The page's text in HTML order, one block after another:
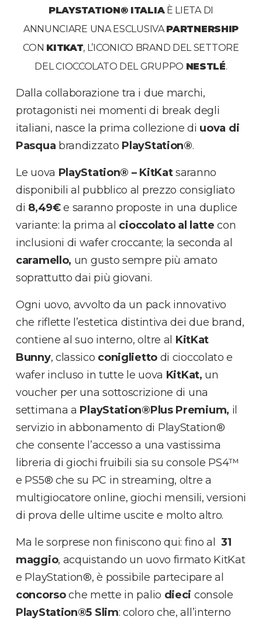
PLAYSTATION® ITALIAÈ LIETA DI
ANNUNCIARE UNA ESCLUSIVAPARTNERSHIP
CON KITKAT, L’ICONICO BRAND DEL SETTORE
DEL CIOCCOLATO DEL GRUPPO NESTLÉ.
Dalla collaborazione tra i due marchi,
protagonisti nei momenti di break degli
italiani, nasce la prima collezione di uova di
Pasqua brandizzato PlayStation®.
Le uova PlayStation® – KitKatsaranno
disponibili al pubblico al prezzo consigliato
di 8,49€e saranno proposte in una duplice
variante: la prima al cioccolato al lattecon
inclusioni di wafer croccante; la seconda al
caramello, un gusto sempre più amato
soprattutto dai più giovani.
Ogni uovo, avvolto da un pack innovativo
che riflette l’estetica distintiva dei due brand,
contiene al suo interno, oltre al KitKat
Bunny, classico coniglietto di cioccolato e
waferincluso in tutte le uova KitKat, un
voucher per una sottoscrizione di una
settimana a PlayStation®Plus Premium, il
servizio in abbonamento di PlayStation®
che consente l’accesso a una vastissima
libreria di giochi fruibili sia su console PS4™
e PS5® che su PC in streaming, oltre a
multigiocatore online, giochi mensili, versioni
di prova delle ultime uscite e molto altro.
Ma le sorprese non finiscono qui: fino al
31
maggio, acquistando un uovo firmato KitKat
e PlayStation®, è possibile partecipare al
concorsoche mette in palio dieci console
PlayStation®5 Slim: coloro che, all’interno